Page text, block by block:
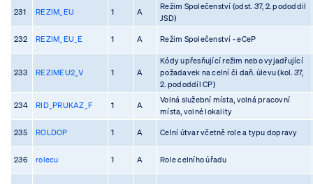
231 REZIM_EU 1 A
Režim Společenství (odst. 37, 2. pododdil
JSD)
232 REZIM_EU_E 1 A Režim Společenství - eCeP
233 REZIMEU2_V 1 A
Kódy upřesňující režim nebo vyjadřující
požadavek na celní či daň. úlevu (kol. 37,
2. pododdíl CP)
234 RID_PRUKAZ_F 1 A
Volná služební místa, volná pracovní
místa, volné lokality
235 ROLDOP 1 A Celní útvar včetně role a typu dopravy
236 rolecu 1 A Role celního úřadu